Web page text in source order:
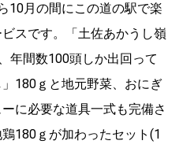
10月の間にこの道の駅で楽
スです。「土佐あかうし嶺
年間数100頭しか出回って
180ｇと地元野菜、おにぎ
に必要な道具一式も完備さ
180ｇが加わったセット(1